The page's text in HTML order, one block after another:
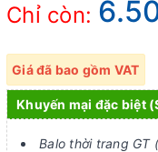
Chỉ còn:
Giá đã bao gồm VAT
Khuyến mại đặc biệt
Balo thời trang GT